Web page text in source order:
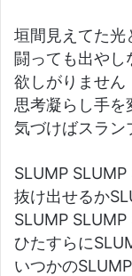
垣間見えてた光
闘っても出や
欲しがりませ
思考凝らし手を
気づけばスラン
SLUMP SLUMP
抜け出せるか
SLUMP SLUMP
ひたすらに
いつかの